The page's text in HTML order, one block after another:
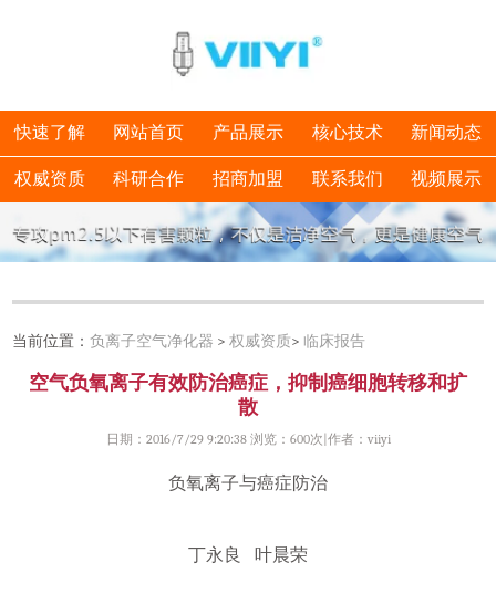
快速了解 网站首页 产品展示 核心技术 新闻动态
权威资质 科研合作 招商加盟 联系我们 视频展示
当前位置：负离子空气净化器 >权威资质> 临床报告
空气负氧离子有效防治癌症，抑制癌细胞转移和扩
散
日期：2016/7/29 9:20:38 浏览： 600次|作者：viiyi
负氧离子与癌症防治
丁永良 叶晨荣